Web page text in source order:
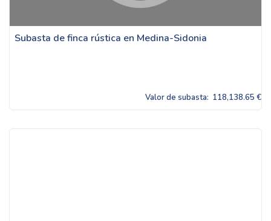
Subasta de finca rústica en Medina-Sidonia
Valor de subasta: 118,138.65 €